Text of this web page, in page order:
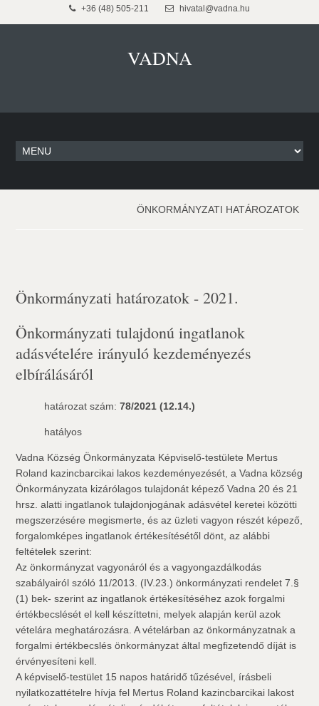
+36 (48) 505-211 hivatal@vadna.hu
VADNA
ÖNKORMÁNYZATI HATÁROZATOK
Önkormányzati határozatok - 2021.
Önkormányzati tulajdonú ingatlanok
adásvételére irányuló kezdeményezés
elbírálásáról
határozat szám:78/2021 (12.14.)
hatályos
Vadna Község Önkormányzata Képviselő-testülete Mertus
Roland kazincbarcikai lakos kezdeményezését, a Vadna község
Önkormányzata kizárólagos tulajdonát képező Vadna 20 és 21
hrsz. alatti ingatlanok tulajdonjogának adásvétel keretei közötti
megszerzésére megismerte, és az üzleti vagyon részét képező,
forgalomképes ingatlanok értékesítésétől dönt, az alábbi
feltételek szerint:
Az önkormányzat vagyonáról és a vagyongazdálkodás
szabályairól szóló 11/2013. (IV.23.) önkormányzati rendelet 7.§
(1) bek- szerint az ingatlanok értékesítéséhez azok forgalmi
értékbecslését el kell készíttetni, melyek alapján kerül azok
vételára meghatározásra. A vételárban az önkormányzatnak a
forgalmi értékbecslés önkormányzat által megfizetendő díját is
érvényesíteni kell.
A képviselő-testület 15 napos határidő tűzésével, írásbeli
nyilatkozattételre hívja fel Mertus Roland kazincbarcikai lakost